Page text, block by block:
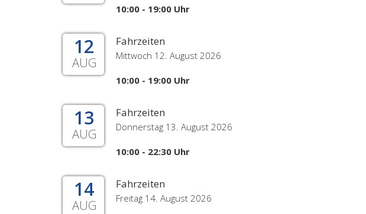
10:00 - 19:00 Uhr
12
AUG
Fahrzeiten
Mittwoch 12. August 2026
10:00 - 19:00 Uhr
13
AUG
Fahrzeiten
Donnerstag 13. August 2026
10:00 - 22:30 Uhr
14
AUG
Fahrzeiten
Freitag 14. August 2026